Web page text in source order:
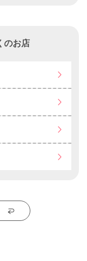
のお店